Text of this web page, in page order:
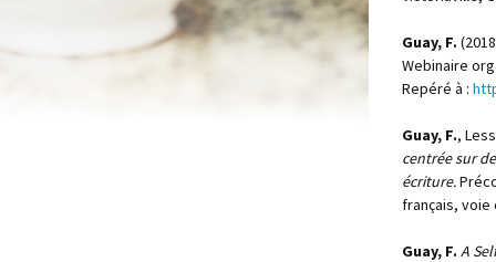
Guay, F.
Webinaire
Repéré à :
Guay, F.,
centrée sur
écriture.
français, voie
Guay, F. A